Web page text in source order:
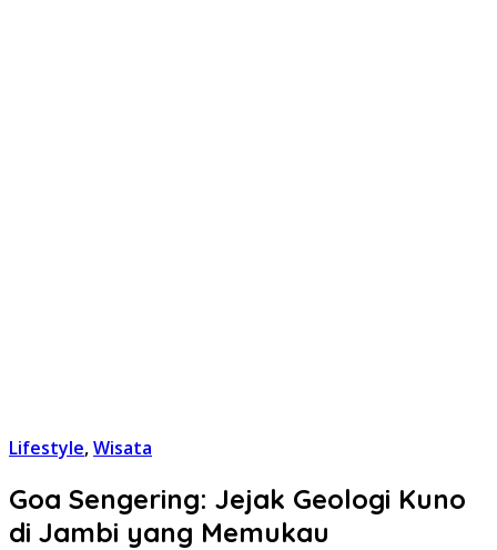
Lifestyle,Wisata
Goa Sengering: Jejak Geologi Kuno
di Jambi yang Memukau